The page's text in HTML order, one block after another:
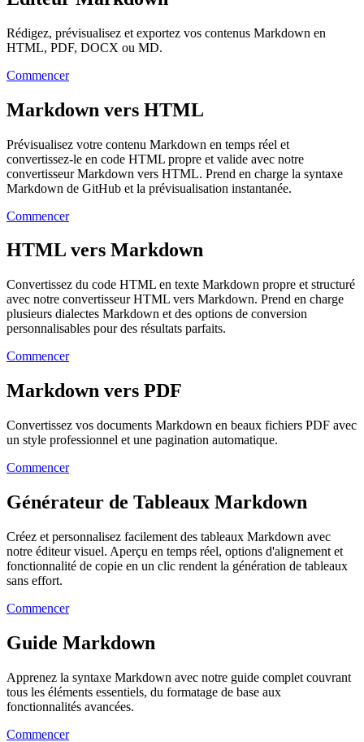
Rédigez, prévisualisez et exportez vos contenus Markdown en
HTML, PDF, DOCX ou MD.
Commencer
Markdown vers HTML
Prévisualisez votre contenu Markdown en temps réel et
convertissez-le en code HTML propre et valide avec notre
convertisseur Markdown vers HTML. Prend en charge la syntaxe
Markdown de GitHub et la prévisualisation instantanée.
Commencer
HTML vers Markdown
Convertissez du code HTML en texte Markdown propre et structuré
avec notre convertisseur HTML vers Markdown. Prend en charge
plusieurs dialectes Markdown et des options de conversion
personnalisables pour des résultats parfaits.
Commencer
Markdown vers PDF
Convertissez vos documents Markdown en beaux fichiers PDF avec
un style professionnel et une pagination automatique.
Commencer
Générateur de Tableaux Markdown
Créez et personnalisez facilement des tableaux Markdown avec
notre éditeur visuel. Aperçu en temps réel, options d'alignement et
fonctionnalité de copie en un clic rendent la génération de tableaux
sans effort.
Commencer
Guide Markdown
Apprenez la syntaxe Markdown avec notre guide complet couvrant
tous les éléments essentiels, du formatage de base aux
fonctionnalités avancées.
Commencer